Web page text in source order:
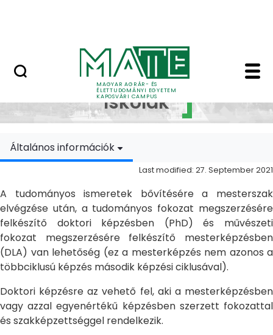
MAGYAR AGRÁR- ÉS
ÉLETTUDOMÁNYI EGYETEM
KAPOSVÁRI CAMPUS
Doktori Iskolák -
Doktori
Iskolák
Általános információk
Last modified: 27. September 2021
A tudományos ismeretek bővítésére a mesterszak
elvégzése után, a tudományos fokozat megszerzésére
felkészítő doktori képzésben (PhD) és művészeti
fokozat megszerzésére felkészítő mesterképzésben
(DLA) van lehetőség (ez a mesterképzés nem azonos a
többciklusú képzés második képzési ciklusával).
Doktori képzésre az vehető fel, aki a mesterképzésben
vagy azzal egyenértékű képzésben szerzett fokozattal
és szakképzettséggel rendelkezik.